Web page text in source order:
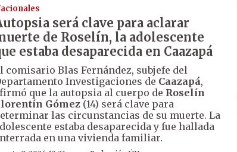
será clave para aclarar
de Roselín, la adolescente
estaba desaparecida en Caazapá
comisario Blas Fernández, subjefe del
Investigaciones de Caazapá,
que la autopsia al cuerpo de Roselín
Gómez (14) será clave para
las circunstancias de su muerte. La
estaba desaparecida y fue hallada
en una vivienda familiar.